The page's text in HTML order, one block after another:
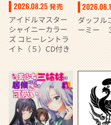
2026.08.25 発売
アイドルマスター
シャイニーカラー
ズ コヒーレントラ
イト（５）CD付き
ダッフル
ーミー